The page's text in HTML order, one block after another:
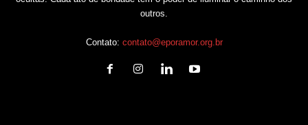
outros.
Contato: contato@eporamor.org.br